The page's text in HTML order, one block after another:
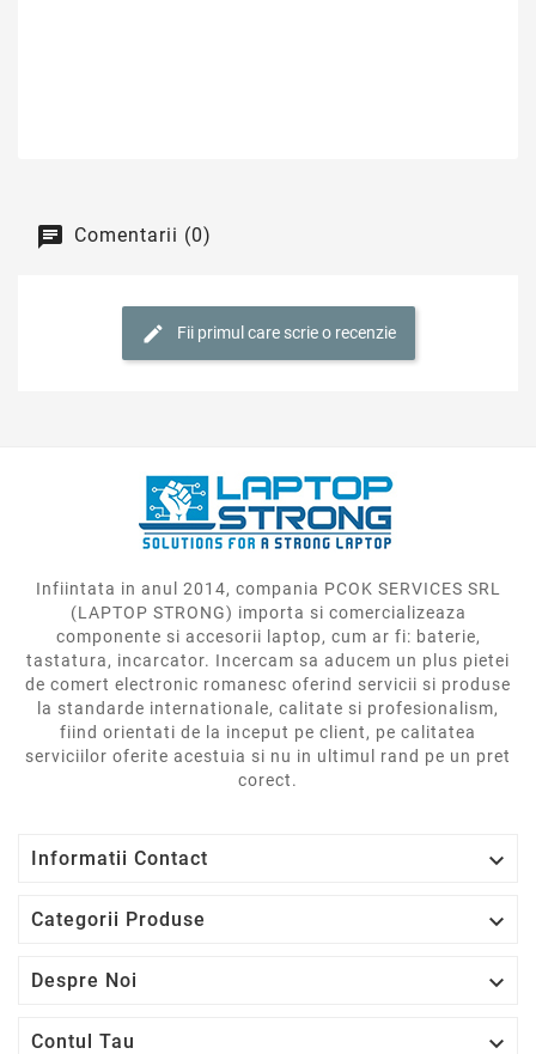
Comentarii (0)
Fii primul care scrie o recenzie
Infiintata in anul 2014, compania PCOK SERVICES SRL
(LAPTOP STRONG) importa si comercializeaza
componente si accesorii laptop, cum ar fi: baterie,
tastatura, incarcator. Incercam sa aducem un plus pietei
de comert electronic romanesc oferind servicii si produse
la standarde internationale, calitate si profesionalism,
fiind orientati de la inceput pe client, pe calitatea
serviciilor oferite acestuia si nu in ultimul rand pe un pret
corect.
Informatii Contact 
Categorii Produse 
Despre Noi 
Contul Tau 